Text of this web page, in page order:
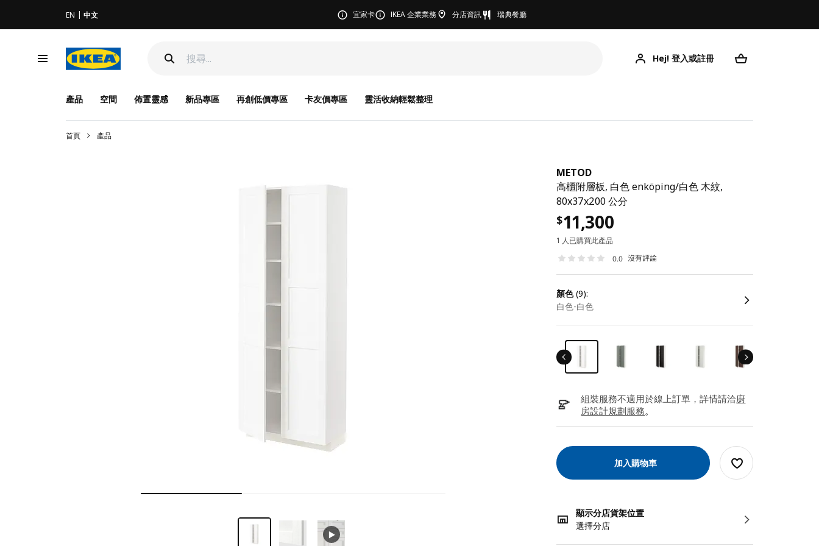
EN 中文 宜家卡 IKEA 企業業務 分店資訊 瑞典餐廳
Hej! 登入或註冊
產品 空間 佈置靈感 新品專區 再創低價專區 卡友價專區 靈活收納輕鬆整理
首頁 產品
METOD
高櫃附層板, 白色 enköping/白色 木紋,
80x37x200 公分
$11,300
1 人已購買此產品
0.0 沒有評論
顏色(9):
白色-白色
組裝服務不適用於線上訂單，詳情請洽廚
房設計規劃服務。
加入購物車
顯示分店貨架位置
選擇分店